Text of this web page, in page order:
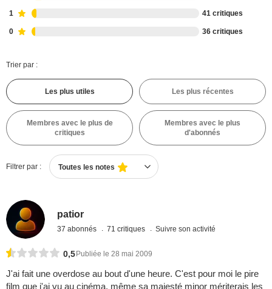
1 41 critiques
0 36 critiques
Trier par :
Les plus utiles Les plus récentes
Membres avec le plus de
critiques
Membres avec le plus
d'abonnés
Filtrer par : Toutes les notes
patior
37 abonnés 71 critiques Suivre son activité
0,5 Publiée le 28 mai 2009
J'ai fait une overdose au bout d'une heure. C'est pour moi le pire
film que j'ai vu au cinéma, même sa majesté minor mériterais les